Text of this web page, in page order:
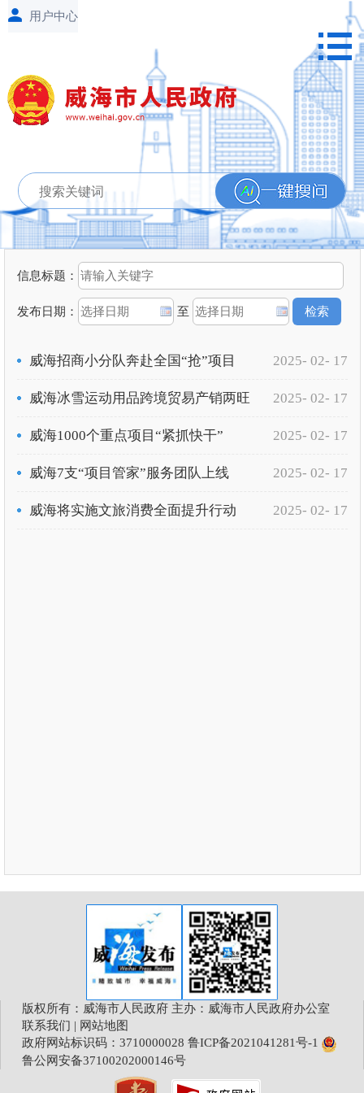
信息标题：
发布日期： 至
威海招商小分队奔赴全国“抢”项目 2025- 02- 17
威海冰雪运动用品跨境贸易产销两旺 2025- 02- 17
威海1000个重点项目“紧抓快干” 2025- 02- 17
威海7支“项目管家”服务团队上线 2025- 02- 17
威海将实施文旅消费全面提升行动 2025- 02- 17
版权所有：威海市人民政府 主办：威海市人民政府办公室
联系我们 | 网站地图
政府网站标识码：3710000028 鲁ICP备2021041281号-1
鲁公网安备37100202000146号